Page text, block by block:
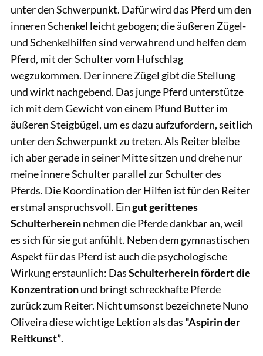
unter den Schwerpunkt. Dafür wird das Pferd um den
inneren Schenkel leicht gebogen; die äußeren Zügel-
und Schenkelhilfen sind verwahrend und helfen dem
Pferd, mit der Schulter vom Hufschlag
wegzukommen. Der innere Zügel gibt die Stellung
und wirkt nachgebend. Das junge Pferd unterstütze
ich mit dem Gewicht von einem Pfund Butter im
äußeren Steigbügel, um es dazu aufzufordern, seitlich
unter den Schwerpunkt zu treten. Als Reiter bleibe
ich aber gerade in seiner Mitte sitzen und drehe nur
meine innere Schulter parallel zur Schulter des
Pferds. Die Koordination der Hilfen ist für den Reiter
erstmal anspruchsvoll. Eingut gerittenes
Schulterhereinnehmen die Pferde dankbar an, weil
es sich für sie gut anfühlt. Neben dem gymnastischen
Aspekt für das Pferd ist auch die psychologische
Wirkung erstaunlich: DasSchulterherein fördert die
Konzentrationund bringt schreckhafte Pferde
zurück zum Reiter. Nicht umsonst bezeichnete Nuno
Oliveira diese wichtige Lektion als das "Aspirin der
Reitkunst”.